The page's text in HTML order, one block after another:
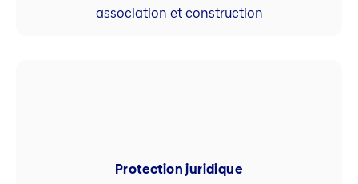
association et construction
Protection juridique